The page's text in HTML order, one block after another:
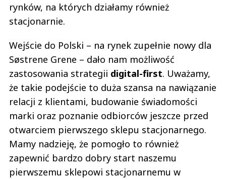
rynków, na których działamy również
stacjonarnie.
Wejście do Polski – na rynek zupełnie nowy dla
Søstrene Grene – dało nam możliwość
zastosowania strategii digital-first. Uważamy,
że takie podejście to duża szansa na nawiązanie
relacji z klientami, budowanie świadomości
marki oraz poznanie odbiorców jeszcze przed
otwarciem pierwszego sklepu stacjonarnego.
Mamy nadzieję, że pomogło to również
zapewnić bardzo dobry start naszemu
pierwszemu sklepowi stacjonarnemu w